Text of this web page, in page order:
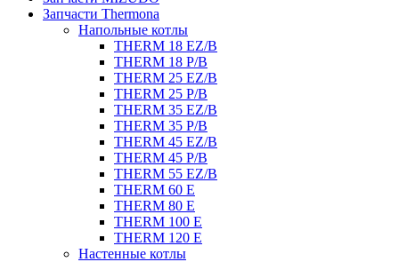
Запчасти Thermona
Напольные котлы
THERM 18 EZ/B
THERM 18 P/B
THERM 25 EZ/B
THERM 25 P/B
THERM 35 EZ/B
THERM 35 P/B
THERM 45 EZ/B
THERM 45 P/B
THERM 55 EZ/B
THERM 60 E
THERM 80 E
THERM 100 E
THERM 120 E
Настенные котлы